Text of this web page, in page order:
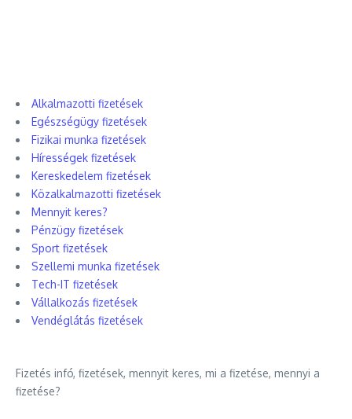
Alkalmazotti fizetések
Egészségügy fizetések
Fizikai munka fizetések
Hírességek fizetések
Kereskedelem fizetések
Közalkalmazotti fizetések
Mennyit keres?
Pénzügy fizetések
Sport fizetések
Szellemi munka fizetések
Tech-IT fizetések
Vállalkozás fizetések
Vendéglátás fizetések
Fizetés infó, fizetések, mennyit keres, mi a fizetése, mennyi a
fizetése?